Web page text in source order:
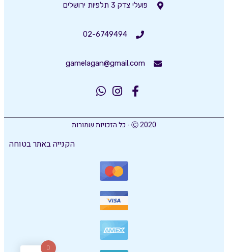
פועלי צדק 3 תלפיות ירושלים
02-6749494
gamelagan@gmail.com
Ⓒ 2020 - כל הזכויות שמורות
הקנייה באתר בטוחה
0